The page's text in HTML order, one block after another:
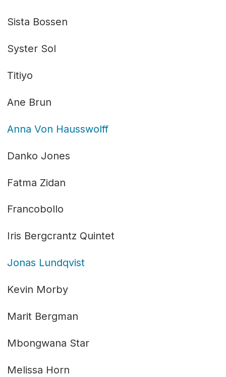
Sista Bossen
Syster Sol
Titiyo
Ane Brun
Anna Von Hausswolff
Danko Jones
Fatma Zidan
Francobollo
Iris Bergcrantz Quintet
Jonas Lundqvist
Kevin Morby
Marit Bergman
Mbongwana Star
Melissa Horn